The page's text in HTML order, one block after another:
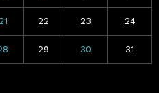
22 23 24
29 30 31